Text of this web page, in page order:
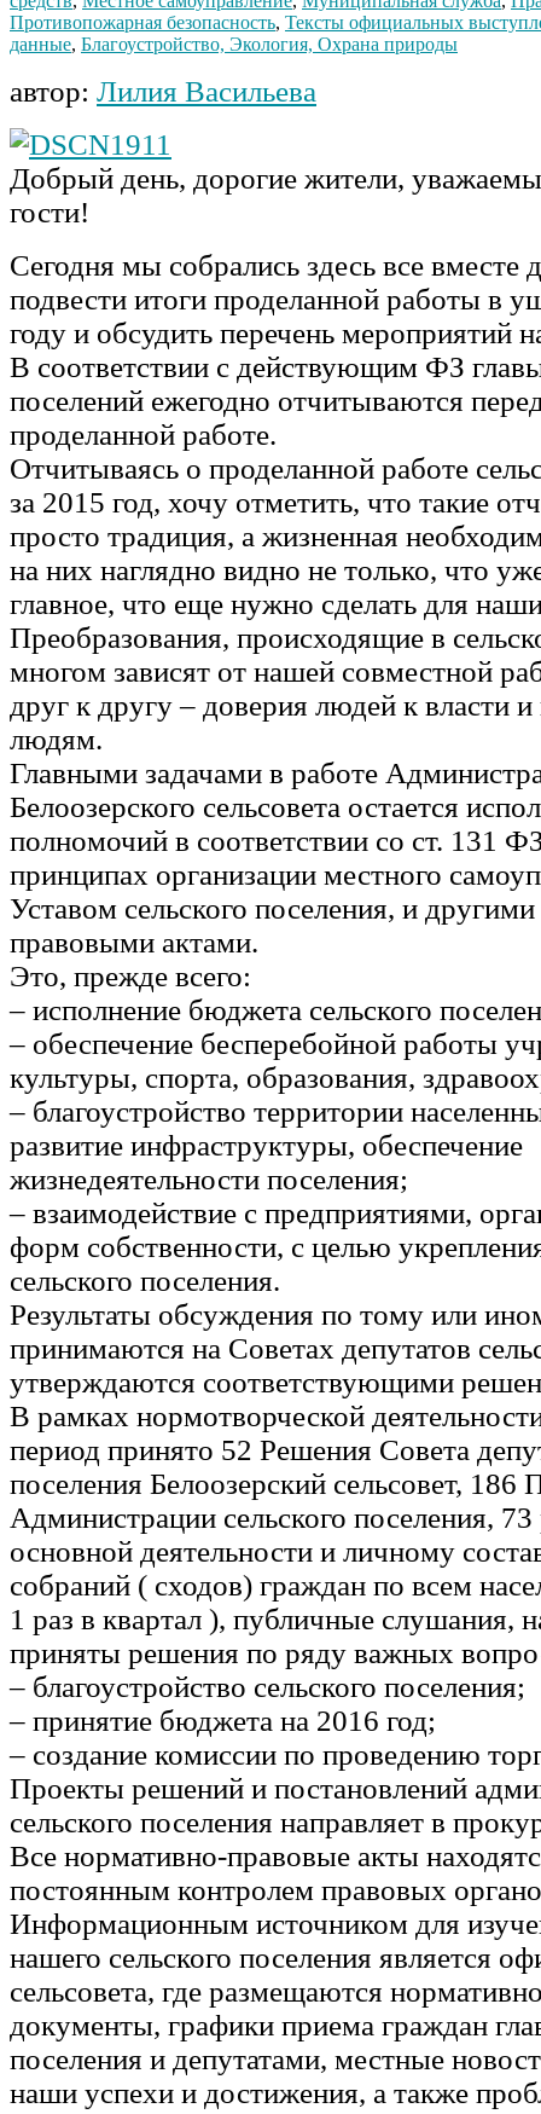
Противопожарная безопасность, Тексты официальных
данные, Благоустройство, Экология, Охрана природы
автор: Лилия Васильева
Добрый день, дорогие жители,
гости!
Сегодня мы собрались здесь все вместе
подвести итоги проделанной работы в
году и обсудить перечень мероприятий
В соответствии с действующим ФЗ
поселений ежегодно отчитываются
проделанной работе.
Отчитываясь о проделанной работе
за 2015 год, хочу отметить, что такие
просто традиция, а жизненная
на них наглядно видно не только, что
главное, что еще нужно сделать для
Преобразования, происходящие в
многом зависят от нашей совместной
друг к другу – доверия людей к власти
людям.
Главными задачами в работе
Белоозерского сельсовета остается
полномочий в соответствии со ст. 131
принципах организации местного
Уставом сельского поселения, и
правовыми актами.
Это, прежде всего:
– исполнение бюджета сельского
– обеспечение бесперебойной работы
культуры, спорта, образования,
– благоустройство территории
развитие инфраструктуры, обеспечение
жизнедеятельности поселения;
– взаимодействие с предприятиями,
форм собственности, с целью
сельского поселения.
Результаты обсуждения по тому или
принимаются на Советах депутатов
утверждаются соответствующими
В рамках нормотворческой
период принято 52 Решения Совета
поселения Белоозерский сельсовет, 186
Администрации сельского поселения,
основной деятельности и личному
собраний ( сходов) граждан по всем
1 раз в квартал ), публичные слушания,
приняты решения по ряду важных
– благоустройство сельского поселения;
– принятие бюджета на 2016 год;
– создание комиссии по проведению
Проекты решений и постановлений
сельского поселения направляет в
Все нормативно-правовые акты
постоянным контролем правовых
Информационным источником для
нашего сельского поселения является
сельсовета, где размещаются
документы, графики приема граждан
поселения и депутатами, местные
наши успехи и достижения, а также